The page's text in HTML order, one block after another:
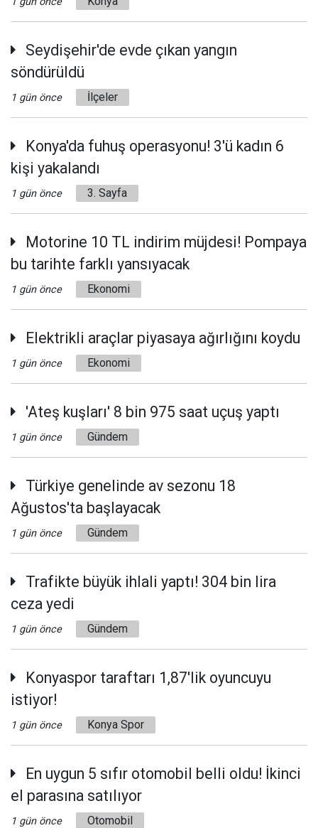
Seydişehir'de evde çıkan yangın
söndürüldü
1 gün önce İlçeler
Konya'da fuhuş operasyonu! 3'ü kadın 6
kişi yakalandı
1 gün önce 3. Sayfa
Motorine 10 TL indirim müjdesi! Pompaya
bu tarihte farklı yansıyacak
1 gün önce Ekonomi
Elektrikli araçlar piyasaya ağırlığını koydu
1 gün önce Ekonomi
'Ateş kuşları' 8 bin 975 saat uçuş yaptı
1 gün önce Gündem
Türkiye genelinde av sezonu 18
Ağustos'ta başlayacak
1 gün önce Gündem
Trafikte büyük ihlali yaptı! 304 bin lira
ceza yedi
1 gün önce Gündem
Konyaspor taraftarı 1,87'lik oyuncuyu
istiyor!
1 gün önce Konya Spor
En uygun 5 sıfır otomobil belli oldu! İkinci
el parasına satılıyor
1 gün önce Otomobil